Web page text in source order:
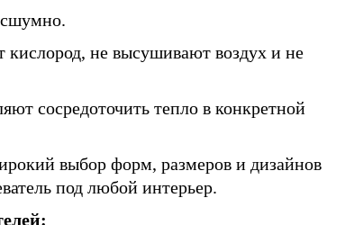
кислород, не высушивают воздух и не
сосредоточить тепло в конкретной
выбор форм, размеров и дизайнов
под любой интерьер.